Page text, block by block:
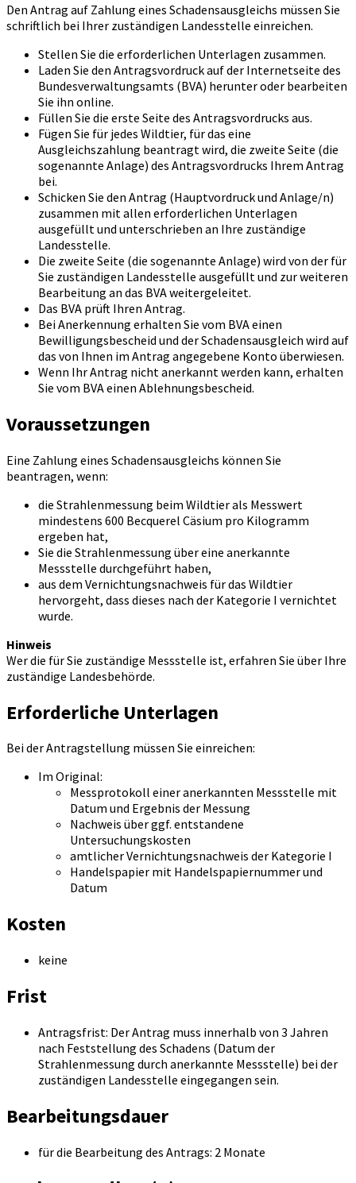
Den Antrag auf Zahlung eines Schadensausgleichs müssen Sie
schriftlich bei Ihrer zuständigen Landesstelle einreichen.
Stellen Sie die erforderlichen Unterlagen zusammen.
Laden Sie den Antragsvordruck auf der Internetseite des
Bundesverwaltungsamts (BVA) herunter oder bearbeiten
Sie ihn online.
Füllen Sie die erste Seite des Antragsvordrucks aus.
Fügen Sie für jedes Wildtier, für das eine
Ausgleichszahlung beantragt wird, die zweite Seite (die
sogenannte Anlage) des Antragsvordrucks Ihrem Antrag
bei.
Schicken Sie den Antrag (Hauptvordruck und Anlage/n)
zusammen mit allen erforderlichen Unterlagen
ausgefüllt und unterschrieben an Ihre zuständige
Landesstelle.
Die zweite Seite (die sogenannte Anlage) wird von der für
Sie zuständigen Landesstelle ausgefüllt und zur weiteren
Bearbeitung an das BVA weitergeleitet.
Das BVA prüft Ihren Antrag.
Bei Anerkennung erhalten Sie vom BVA einen
Bewilligungsbescheid und der Schadensausgleich wird auf
das von Ihnen im Antrag angegebene Konto überwiesen.
Wenn Ihr Antrag nicht anerkannt werden kann, erhalten
Sie vom BVA einen Ablehnungsbescheid.
Voraussetzungen
Eine Zahlung eines Schadensausgleichs können Sie
beantragen, wenn:
die Strahlenmessung beim Wildtier als Messwert
mindestens 600 Becquerel Cäsium pro Kilogramm
ergeben hat,
Sie die Strahlenmessung über eine anerkannte
Messstelle durchgeführt haben,
aus dem Vernichtungsnachweis für das Wildtier
hervorgeht, dass dieses nach der Kategorie I vernichtet
wurde.
Hinweis
Wer die für Sie zuständige Messstelle ist, erfahren Sie über Ihre
zuständige Landesbehörde.
Erforderliche Unterlagen
Bei der Antragstellung müssen Sie einreichen:
Im Original:
Messprotokoll einer anerkannten Messstelle mit
Datum und Ergebnis der Messung
Nachweis über ggf. entstandene
Untersuchungskosten
amtlicher Vernichtungsnachweis der Kategorie I
Handelspapier mit Handelspapiernummer und
Datum
Kosten
keine
Frist
Antragsfrist: Der Antrag muss innerhalb von 3 Jahren
nach Feststellung des Schadens (Datum der
Strahlenmessung durch anerkannte Messstelle) bei der
zuständigen Landesstelle eingegangen sein.
Bearbeitungsdauer
für die Bearbeitung des Antrags: 2 Monate